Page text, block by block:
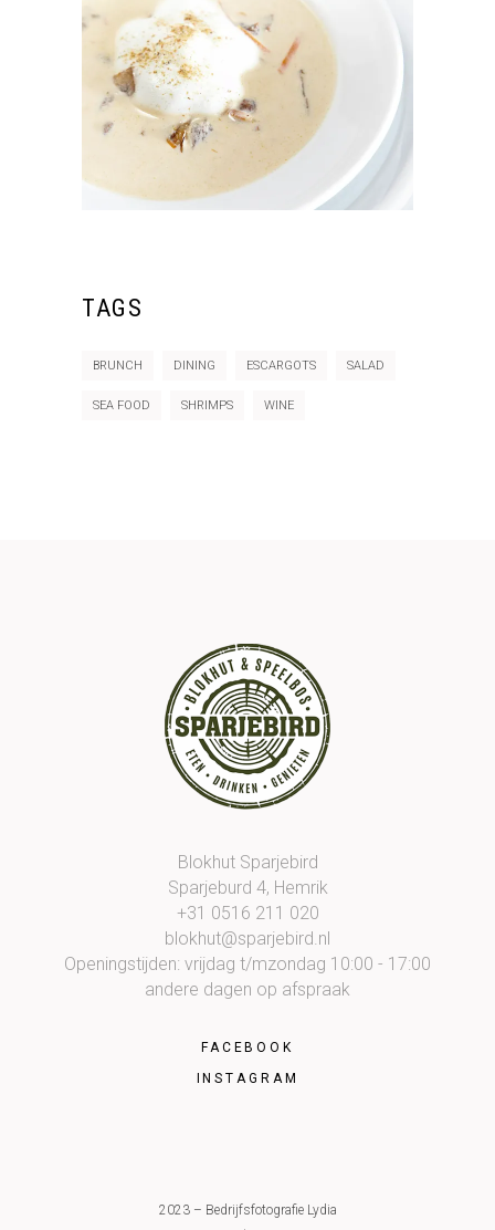
TAGS
BRUNCH DINING ESCARGOTS SALAD
SEA FOOD SHRIMPS WINE
Blokhut Sparjebird
Sparjeburd 4, Hemrik
+31 0516 211 020
blokhut@sparjebird.nl
Openingstijden: vrijdag t/mzondag 10:00 - 17:00
andere dagen op afspraak
FACEBOOK
INSTAGRAM
2023 – Bedrijfsfotografie Lydia